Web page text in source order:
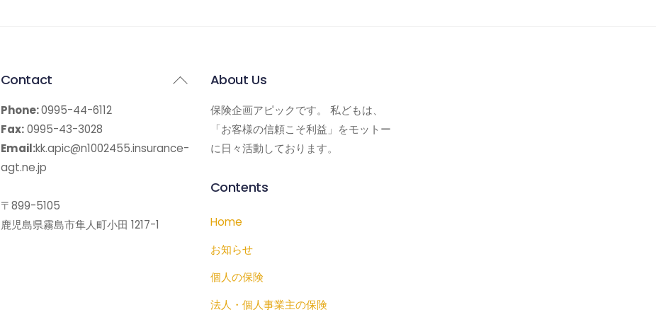
Back
Contact
Phone:0995-44-6112
Fax:0995-43-3028
Email:kk.apic@n1002455.insurance-
agt.ne.jp
〒899-5105
鹿児島県霧島市隼人町小田 1217-1
About Us
保険企画アピックです。 私どもは、
「お客様の信頼こそ利益」をモットー
に日々活動しております。
Contents
Home
お知らせ
個人の保険
法人・個人事業主の保険